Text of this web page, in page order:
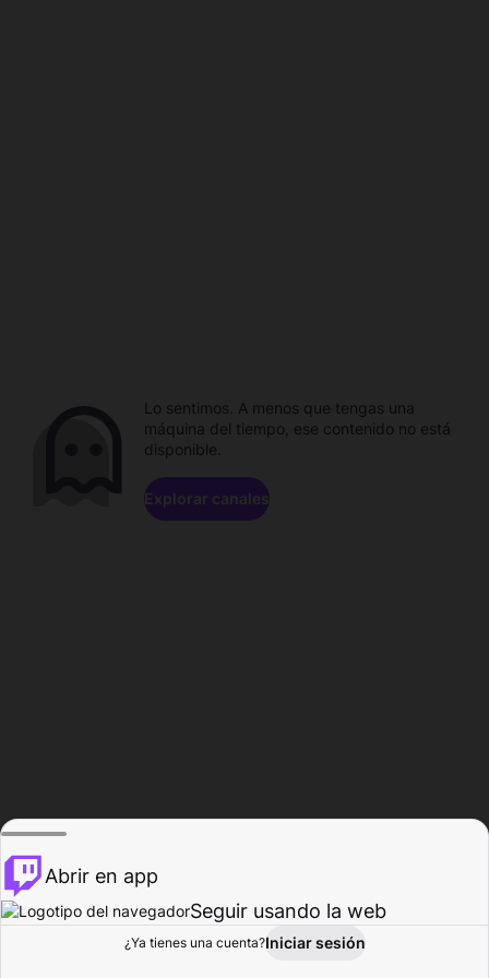
Explorar Actividad
Lo sentimos. A menos que tengas una
máquina del tiempo, ese contenido no está
disponible.
Explorar canales
Abrir en app
Seguir usando la web
¿Ya tienes una cuenta?Iniciar sesión